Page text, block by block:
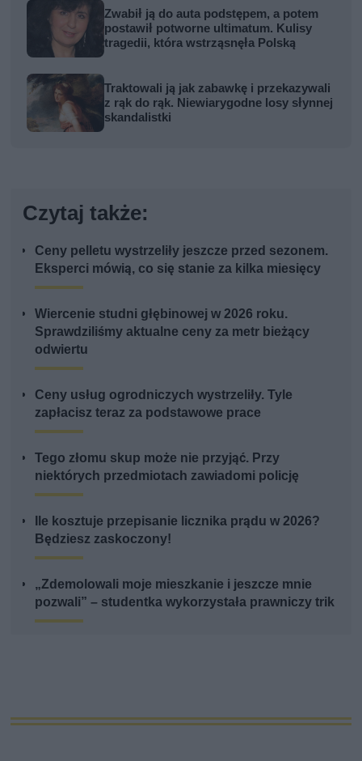
Zwabił ją do auta podstępem, a potem
postawił potworne ultimatum. Kulisy
tragedii, która wstrząsnęła Polską
Traktowali ją jak zabawkę i przekazywali
z rąk do rąk. Niewiarygodne losy słynnej
skandalistki
Czytaj także:
Ceny pelletu wystrzeliły jeszcze przed sezonem.
Eksperci mówią, co się stanie za kilka miesięcy
Wiercenie studni głębinowej w 2026 roku.
Sprawdziliśmy aktualne ceny za metr bieżący
odwiertu
Ceny usług ogrodniczych wystrzeliły. Tyle
zapłacisz teraz za podstawowe prace
Tego złomu skup może nie przyjąć. Przy
niektórych przedmiotach zawiadomi policję
Ile kosztuje przepisanie licznika prądu w 2026?
Będziesz zaskoczony!
„Zdemolowali moje mieszkanie i jeszcze mnie
pozwali” – studentka wykorzystała prawniczy trik